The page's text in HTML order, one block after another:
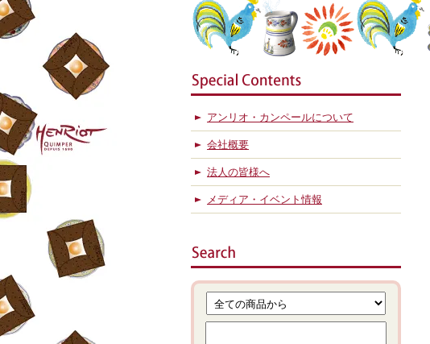
アンリオ・カンペールについて
会社概要
法人の皆様へ
メディア・イベント情報